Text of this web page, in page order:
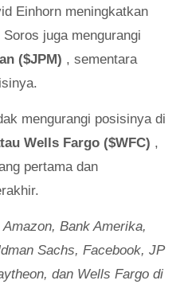
Einhorn meningkatkan
juga mengurangi
($JPM) , sementara
mengurangi posisinya di
Wells Fargo ($WFC) ,
pertama dan
Bank Amerika,
Sachs, Facebook, JP
dan Wells Fargo di